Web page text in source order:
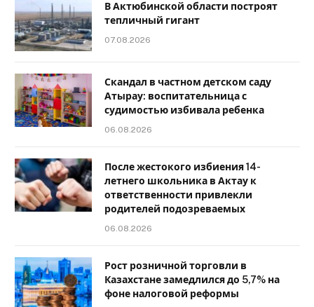
В Актюбинской области построят
тепличный гигант
07.08.2026
Скандал в частном детском саду
Атырау: воспитательница с
судимостью избивала ребенка
06.08.2026
После жестокого избиения 14-
летнего школьника в Актау к
ответственности привлекли
родителей подозреваемых
06.08.2026
Рост розничной торговли в
Казахстане замедлился до 5,7% на
фоне налоговой реформы